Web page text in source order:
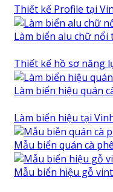
Thiết kế Profile tại
Làm biển alu chữ nổi
Thiết kế hồ sơ năng
Làm biển hiệu quán
Làm biển hiệu tại
Mẫu biển quán cà
Mẫu biển hiệu gỗ